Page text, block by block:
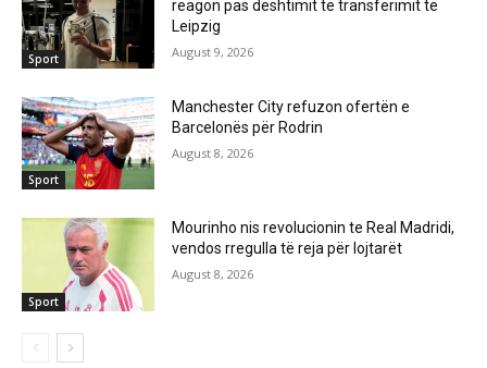
Sport
reagon pas dështimit të transferimit te
Leipzig
August 9, 2026
Sport
Manchester City refuzon ofertën e
Barcelonës për Rodrin
August 8, 2026
Sport
Mourinho nis revolucionin te Real Madridi,
vendos rregulla të reja për lojtarët
August 8, 2026